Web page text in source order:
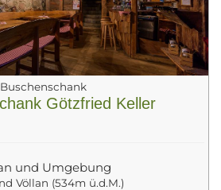
Buschenschank
Götzfried Keller
und Umgebung
Völlan (534m ü.d.M.)